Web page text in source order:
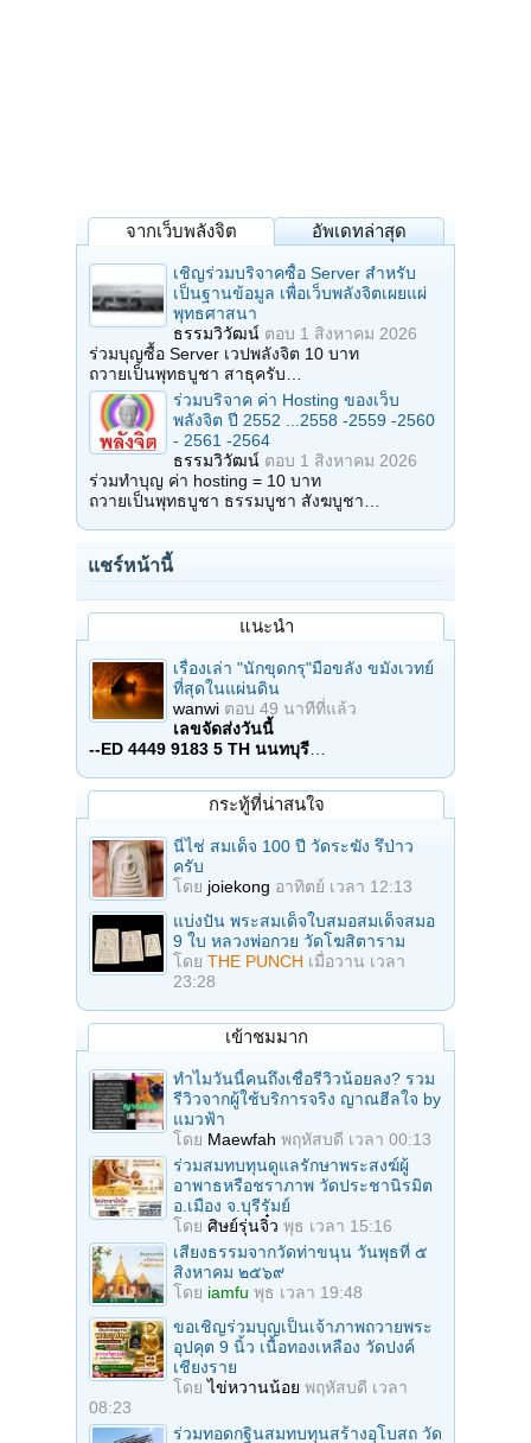
จากเว็บพลังจิต อัพเดทล่าสุด
เชิญร่วมบริจาคซื้อ Server สำหรับ
เป็นฐานข้อมูล เพื่อเว็บพลังจิตเผยแผ่
พุทธศาสนา
ธรรมวิวัฒน์ ตอบ 1 สิงหาคม 2026
ร่วมบุญซื้อ Server เวปพลังจิต 10 บาท
ถวายเป็นพุทธบูชา สาธุครับ…
ร่วมบริจาค ค่า Hosting ของเว็บ
พลังจิต ปี 2552 ...2558 -2559 -2560
- 2561 -2564
ธรรมวิวัฒน์ ตอบ 1 สิงหาคม 2026
ร่วมทำบุญ ค่า hosting = 10 บาท
ถวายเป็นพุทธบูชา ธรรมบูชา สังฆบูชา…
แชร์หน้านี้
แนะนำ
เรื่องเล่า "นักขุดกรุ"มือขลัง ขมังเวทย์
ที่สุดในแผ่นดิน
wanwi ตอบ 49 นาทีที่แล้ว
เลขจัดส่งวันนี้
--ED 4449 9183 5 TH นนทบุรี…
กระทู้ที่น่าสนใจ
นี่ไช่ สมเด็จ 100 ปี วัดระฆัง รึป่าว
ครับ
โดย joiekong อาทิตย์ เวลา 12:13
แบ่งปัน พระสมเด็จใบสมอสมเด็จสมอ
9 ใบ หลวงพ่อกวย วัดโฆสิตาราม
โดย THE PUNCH เมื่อวาน เวลา
23:28
เข้าชมมาก
ทำไมวันนี้คนถึงเชื่อรีวิวน้อยลง? รวม
รีวิวจากผู้ใช้บริการจริง ญาณฮีลใจ by
แมวฟ้า
โดย Maewfah พฤหัสบดี เวลา 00:13
ร่วมสมทบทุนดูแลรักษาพระสงฆ์ผู้
อาพาธหรือชราภาพ วัดประชานิรมิต
อ.เมือง จ.บุรีรัมย์
โดย ศิษย์รุ่นจิ๋ว พุธ เวลา 15:16
เสียงธรรมจากวัดท่าขนุน วันพุธที่ ๕
สิงหาคม ๒๕๖๙
โดย iamfu พุธ เวลา 19:48
ขอเชิญร่วมบุญเป็นเจ้าภาพถวายพระ
อุปคุต 9 นิ้ว เนื้อทองเหลือง วัดปงค์
เชียงราย
โดยไข่หวานน้อย พฤหัสบดี เวลา
08:23
ร่วมทอดกฐินสมทบทุนสร้างอุโบสถ วัด